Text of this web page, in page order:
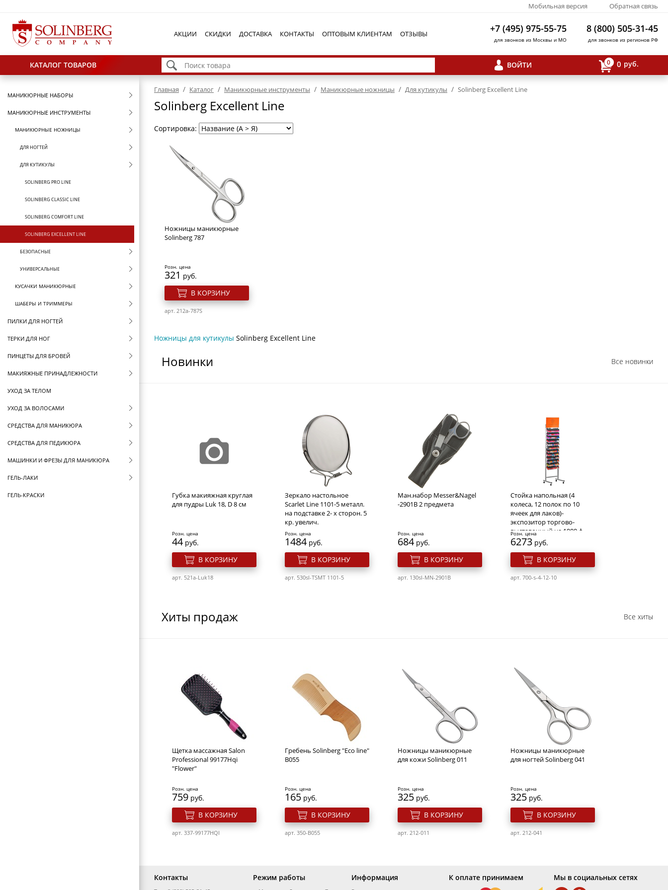
Мобильная версия Обратная связь
АКЦИИ СКИДКИ ДОСТАВКА КОНТАКТЫ ОПТОВЫМ КЛИЕНТАМ ОТЗЫВЫ +7 (495) 975-55-75
для звонков из Москвы и МО
8 (800) 505-31-45
для звонков из регионов РФ
КАТАЛОГ ТОВАРОВ ВОЙТИ 0 0 руб.
МАНИКЮРНЫЕ НАБОРЫ
МАНИКЮРНЫЕ ИНСТРУМЕНТЫ
МАНИКЮРНЫЕ НОЖНИЦЫ
ДЛЯ НОГТЕЙ
ДЛЯ КУТИКУЛЫ
SOLINBERG PRO LINE
SOLINBERG CLASSIC LINE
SOLINBERG COMFORT LINE
SOLINBERG EXCELLENT LINE
БЕЗОПАСНЫЕ
УНИВЕРСАЛЬНЫЕ
КУСАЧКИ МАНИКЮРНЫЕ
ШАБЕРЫ И ТРИММЕРЫ
ПИЛКИ ДЛЯ НОГТЕЙ
ТЕРКИ ДЛЯ НОГ
ПИНЦЕТЫ ДЛЯ БРОВЕЙ
МАКИЯЖНЫЕ ПРИНАДЛЕЖНОСТИ
УХОД ЗА ТЕЛОМ
УХОД ЗА ВОЛОСАМИ
СРЕДСТВА ДЛЯ МАНИКЮРА
СРЕДСТВА ДЛЯ ПЕДИКЮРА
МАШИНКИ И ФРЕЗЫ ДЛЯ МАНИКЮРА
ГЕЛЬ-ЛАКИ
ГЕЛЬ-КРАСКИ
Главная / Каталог / Маникюрные инструменты / Маникюрные ножницы / Для кутикулы / Solinberg Excellent Line
Solinberg Excellent Line
Сортировка:
Ножницы маникюрные
Solinberg 787
Розн. цена
321 руб.
В КОРЗИНУ
арт. 212a-787S
Ножницы для кутикулы Solinberg Excellent Line
Новинки Все новинки
Губка макияжная круглая
для пудры Luk 18, D 8 см
Розн. цена
44 руб.
В КОРЗИНУ
арт. 521a-Luk18
Зеркало настольное
Scarlet Line 1101-5 металл.
на подставке 2- х сторон. 5
кр. увелич.
Розн. цена
1484 руб.
В КОРЗИНУ
арт. 530sl-TSMT 1101-5
Ман.набор Messer&Nagel
-2901B 2 предмета
Розн. цена
684 руб.
В КОРЗИНУ
арт. 130sl-MN-2901B
Стойка напольная (4
колеса, 12 полок по 10
ячеек для лаков)-
экспозитор торгово-
выставочный на 1000 ф
Розн. цена
6273 руб.
В КОРЗИНУ
арт. 700-s-4-12-10
Гель лак для ногтей 10 мл.
ELPAZA ICE CREAM №7
В КОРЗИНУ
Щетка Dewal Beauty серия
"Ocean wave", продувная, с
нейлоновым штифтом,
Паста для бровей золотая
Sexy Brow Henna, 15 г
В КОРЗИНУ
Фен DEWAL PRO ELEGANCE,
лиловый, 2300Вт,
ионизация, 2 насадки
В КОРЗИНУ
Хиты продаж Все хиты
Щетка массажная Salon
Professional 99177Hqi
"Flower"
Розн. цена
759 руб.
В КОРЗИНУ
арт. 337-99177HQI
Гребень Solinberg "Eco line"
B055
Розн. цена
165 руб.
В КОРЗИНУ
арт. 350-B055
Ножницы маникюрные
для кожи Solinberg 011
Розн. цена
325 руб.
В КОРЗИНУ
арт. 212-011
Ножницы маникюрные
для ногтей Solinberg 041
Розн. цена
325 руб.
В КОРЗИНУ
арт. 212-041
Контакты Режим работы Информация К оплате принимаем Мы в социальных сетях